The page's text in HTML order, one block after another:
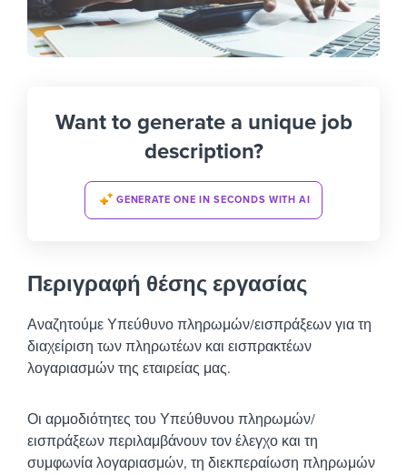
Want to generate a unique job
description?
GENERATE ONE IN SECONDS WITH AI
Περιγραφή θέσης εργασίας
Αναζητούμε Υπεύθυνο πληρωμών/εισπράξεων για τη
διαχείριση των πληρωτέων και εισπρακτέων
λογαριασμών της εταιρείας μας.
Οι αρμοδιότητες του Υπεύθυνου πληρωμών/
εισπράξεων περιλαμβάνουν τον έλεγχο και τη
συμφωνία λογαριασμών, τη διεκπεραίωση πληρωμών